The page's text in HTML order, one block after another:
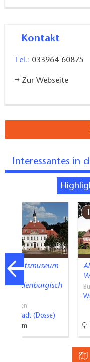
Kontakt
Tel.: 033964 60875
Zur Webseite
Interessantes in
Gestütsmuseum
des
Brandenburgisch
Museen
Neustadt (Dosse)
27km
1